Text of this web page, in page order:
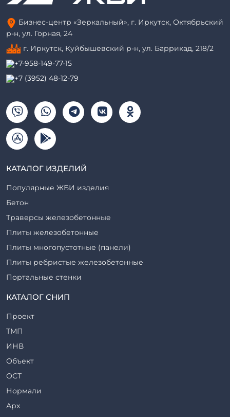
Бизнес-центр «Зеркальный», г. Иркутск, Октябрьский
р-н, ул. Горная, 24
г. Иркутск, Куйбышевский р-н, ул. Баррикад, 218/2
+7-958-149-77-15
+7 (3952) 48-12-79
КАТАЛОГ ИЗДЕЛИЙ
Популярные ЖБИ изделия
Бетон
Траверсы железобетонные
Плиты железобетонные
Плиты многопустотные (панели)
Плиты ребристые железобетонные
Портальные стенки
Прогоны железобетонные
Ригели железобетонные
Сваи железобетонные
Стеновые блоки
Стойки железобетонные
Столбы железобетонные
Закладные детали
Трубы железобетонные
КАТАЛОГ СНИП
Проект
ТМП
ИНВ
Объект
ОСТ
Нормали
Арх